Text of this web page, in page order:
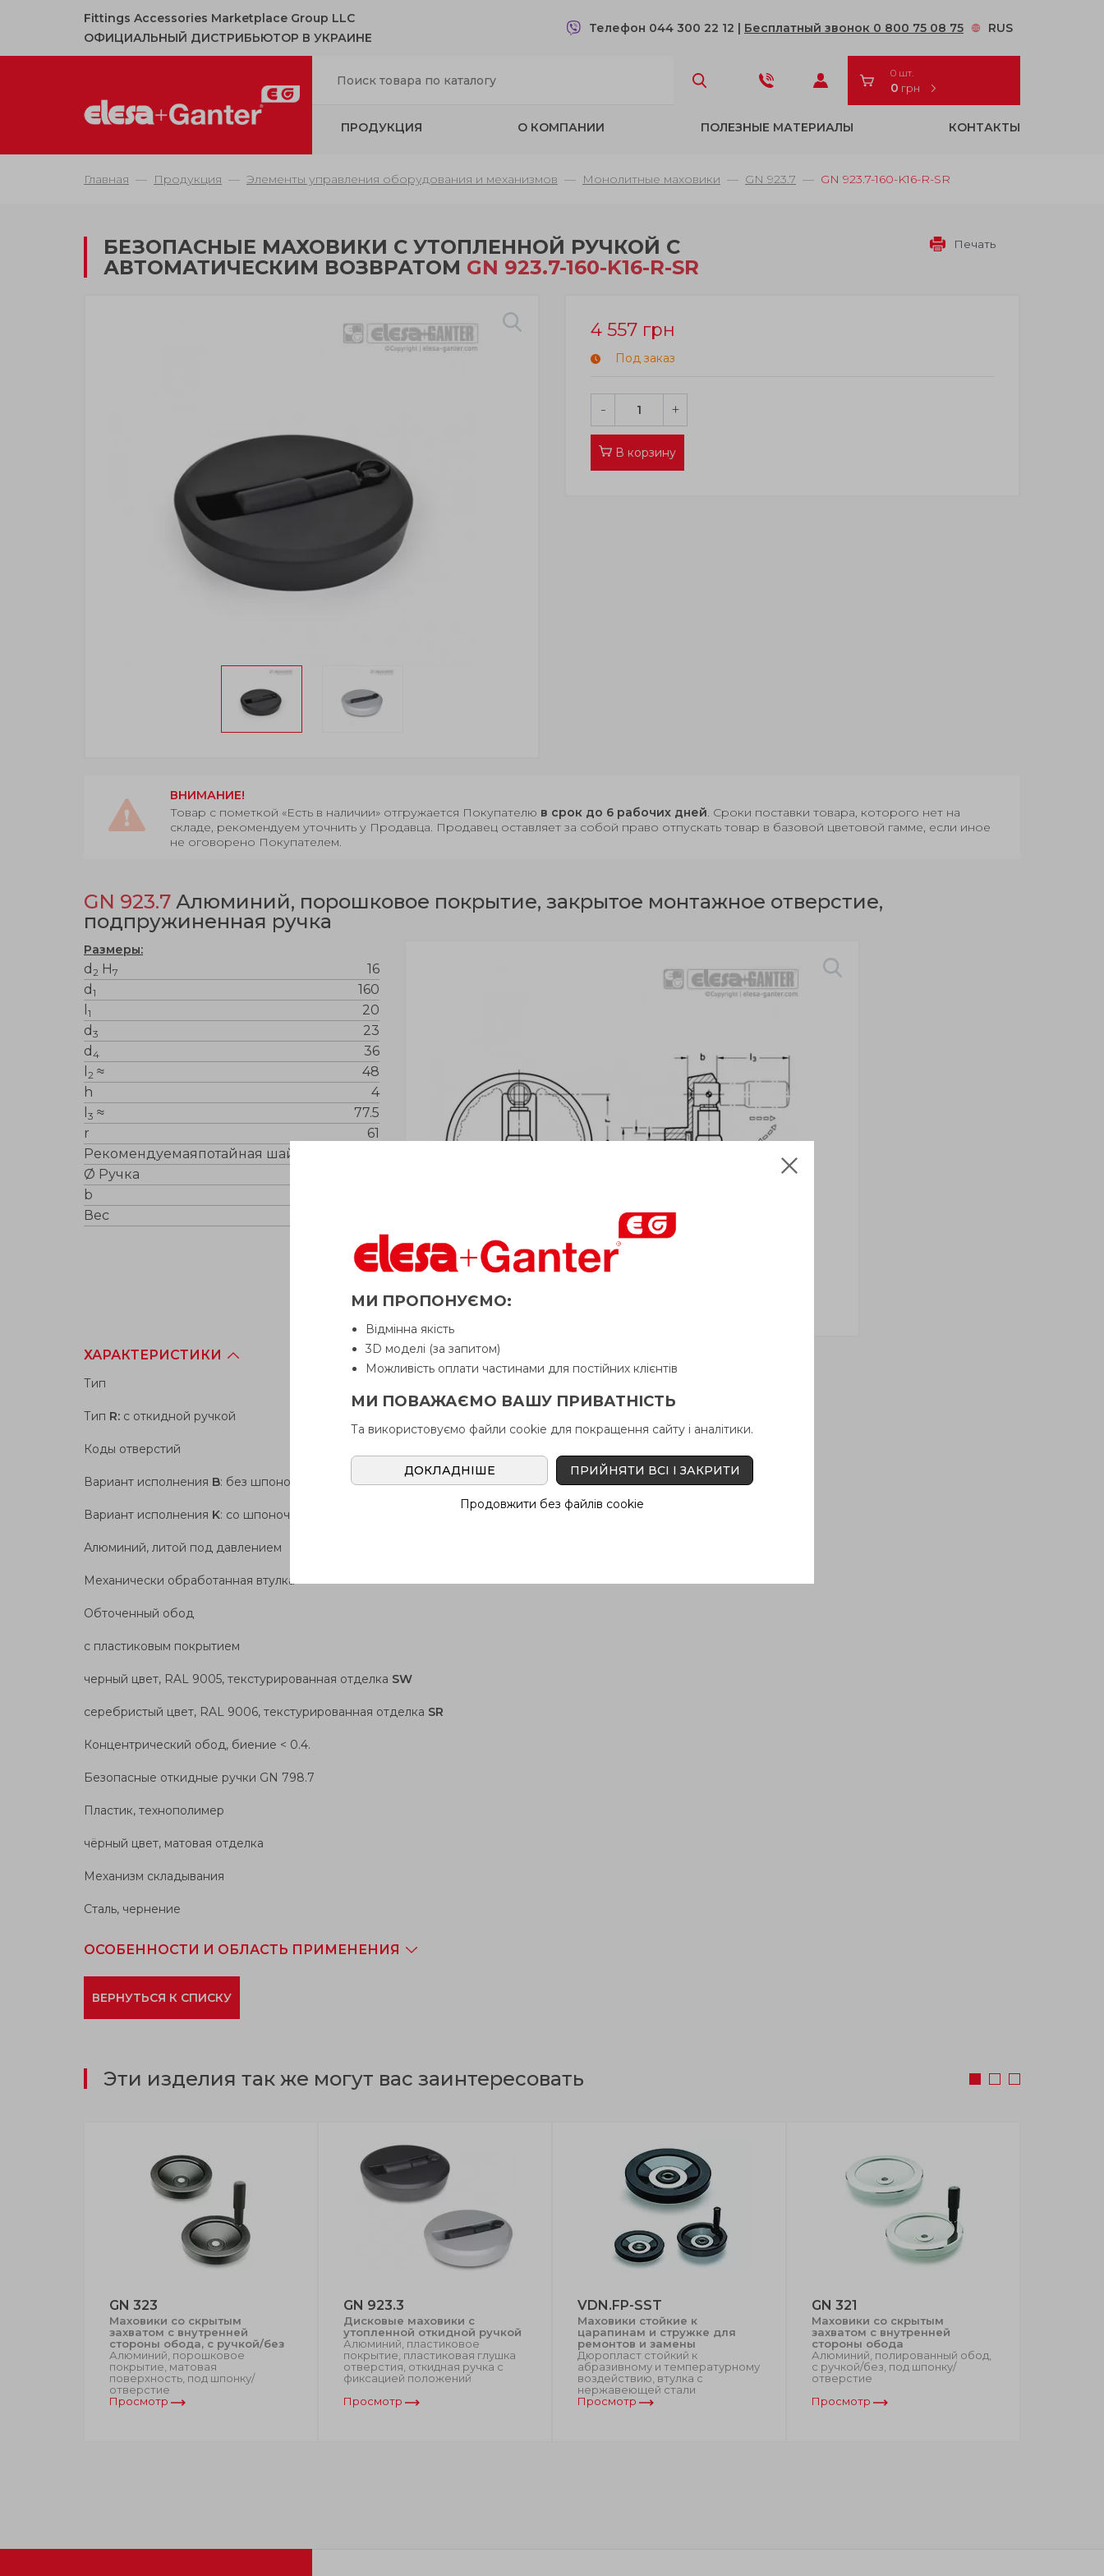
Fittings Accessories Marketplace Group LLC
ОФИЦИАЛЬНЫЙ ДИСТРИБЬЮТОР В УКРАИНЕ
Телефон 044 300 22 12 | Бесплатный звонок 0 800 75 08 75 RUS
0 шт.
0 грн
ПРОДУКЦИЯ О КОМПАНИИ ПОЛЕЗНЫЕ МАТЕРИАЛЫ КОНТАКТЫ
Главная Продукция Элементы управления оборудования и механизмов Монолитные маховики GN 923.7 GN 923.7-160-K16-R-SR
БЕЗОПАСНЫЕ МАХОВИКИ С УТОПЛЕННОЙ РУЧКОЙ С
АВТОМАТИЧЕСКИМ ВОЗВРАТОМ GN 923.7-160-K16-R-SR
Печать
4 557 грн
Под заказ
- +
В корзину
ВНИМАНИЕ!
Товар с пометкой «Есть в наличии» отгружается Покупателю в срок до 6 рабочих дней. Сроки поставки товара, которого нет на
складе, рекомендуем уточнить у Продавца. Продавец оставляет за собой право отпускать товар в базовой цветовой гамме, если иное
не оговорено Покупателем.
GN 923.7 Алюминий, порошковое покрытие, закрытое монтажное отверстие,
подпружиненная ручка
Размеры:
d 2 H7
16
d 1
160
1
20
d 3
23
d 4
36
2 ≈
48
h
4
3 ≈
77.5
r
61
Рекомендуемаяпотайная шайба
Ø Ручка
b
Вес
ХАРАКТЕРИСТИКИ
Тип
Тип R: с откидной ручкой
Коды отверстий
Вариант исполнения B: без шпоночного паза
Вариант исполнения K: со шпоночным пазом
Алюминий, литой под давлением
Механически обработанная втулка
Обточенный обод
с пластиковым покрытием
черный цвет, RAL 9005, текстурированная отделка SW
серебристый цвет, RAL 9006, текстурированная отделка SR
Концентрический обод, биение < 0.4.
Безопасные откидные ручки GN 798.7
Пластик, технополимер
чёрный цвет, матовая отделка
Механизм складывания
Сталь, чернение
ОСОБЕННОСТИ И ОБЛАСТЬ ПРИМЕНЕНИЯ
ВЕРНУТЬСЯ К СПИСКУ
Эти изделия так же могут вас заинтересовать
GN 323
Маховики со скрытым
захватом с внутренней
стороны обода, с ручкой/без
Алюминий, порошковое
покрытие, матовая
поверхность, под шпонку/
отверстие
Просмотр
GN 923.3
Дисковые маховики с
утопленной откидной ручкой
Алюминий, пластиковое
покрытие, пластиковая глушка
отверстия, откидная ручка с
фиксацией положений
Просмотр
VDN.FP-SST
Маховики стойкие к
царапинам и стружке для
ремонтов и замены
Дюропласт стойкий к
абразивному и температурному
воздействию, втулка с
нержавеющей стали
Просмотр
GN 321
Маховики со скрытым
захватом с внутренней
стороны обода
Алюминий, полированный обод,
с ручкой/без, под шпонку/
отверстие
Просмотр
МИ ПРОПОНУЄМО:
Відмінна якість
3D моделі (за запитом)
Можливість оплати частинами для постійних клієнтів
МИ ПОВАЖАЄМО ВАШУ ПРИВАТНІСТЬ
Та використовуємо файли cookie для покращення сайту і аналітики.
ДОКЛАДНІШЕ ПРИЙНЯТИ ВСІ І ЗАКРИТИ
Продовжити без файлів cookie